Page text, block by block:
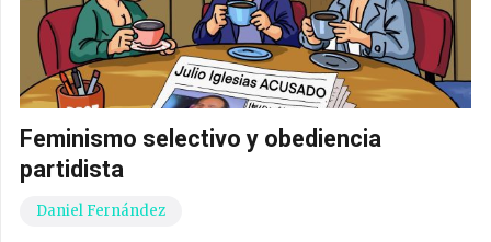
Feminismo selectivo y obediencia
partidista
Daniel Fernández